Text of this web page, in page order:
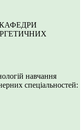
навчання
спеціальностей: